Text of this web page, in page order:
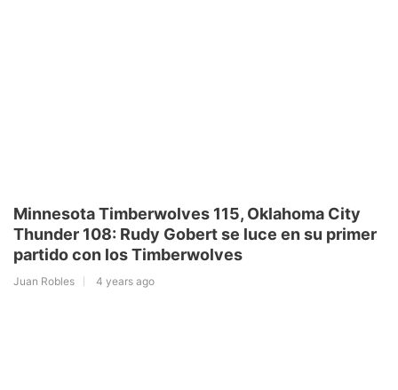
Minnesota Timberwolves 115, Oklahoma City
Thunder 108: Rudy Gobert se luce en su primer
partido con los Timberwolves
Juan Robles 4 years ago